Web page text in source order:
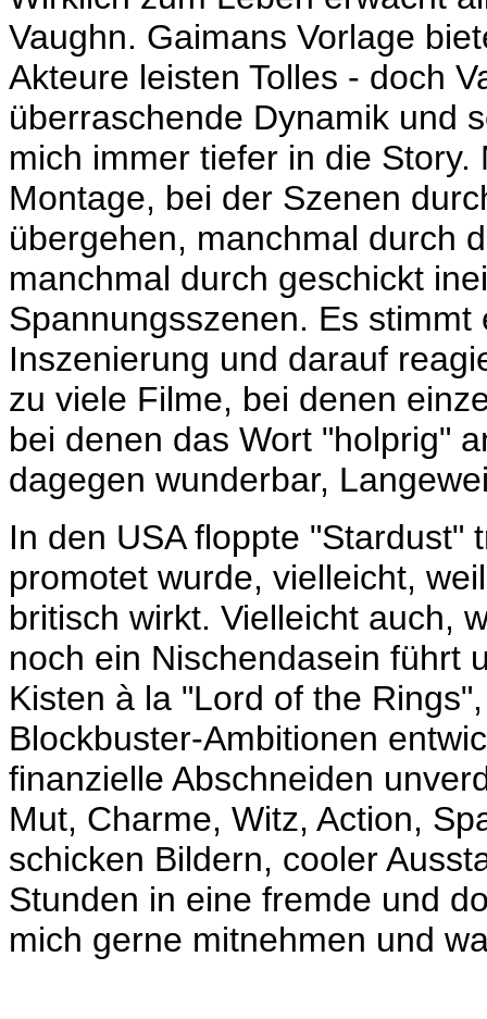
Vaughn. Gaimans Vorlage
Akteure leisten Tolles - doch
überraschende Dynamik und
mich immer tiefer in die
Montage, bei der Szenen
übergehen, manchmal durch
manchmal durch geschickt
Spannungsszenen. Es
Inszenierung und darauf
zu viele Filme, bei denen
bei denen das Wort "holprig"
dagegen wunderbar,
In den USA floppte "Stardust"
promotet wurde, vielleicht,
britisch wirkt. Vielleicht auch,
noch ein Nischendasein führt
Kisten à la "Lord of the
Blockbuster-Ambitionen
finanzielle Abschneiden
Mut, Charme, Witz, Action,
schicken Bildern, cooler
Stunden in eine fremde und
mich gerne mitnehmen und